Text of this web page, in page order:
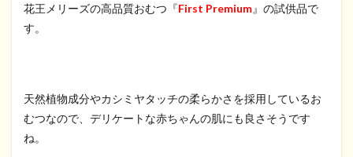
花王メリーズの高品質おむつ『First Premium』の試供品で
す。
天然植物成分やカシミヤタッチの柔らかさを採用しているお
むつなので、デリケートな赤ちゃんの肌にも良さそうです
ね。